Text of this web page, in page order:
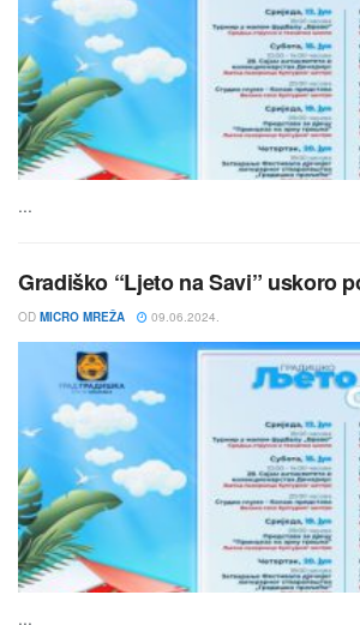
...
Gradiško “Ljeto na Savi” uskoro
OD MICRO MREŽA 09.06.2024.
...